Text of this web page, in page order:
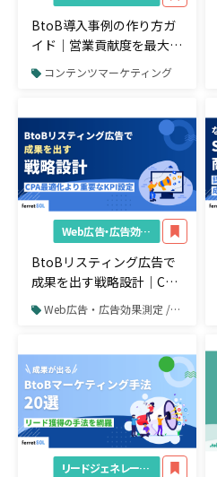
BtoB導入事例の作り方ガ
イド｜営業貢献度を最大化
する企画と制作手順
コンテンツマーケティング
Web広告・広告効果測定
BtoBリスティング広告で
成果を出す戦略設計｜CPA
最適化より重要なKPI設定
Web広告・広告効果測定 / リスティング広告
リードジェネレーション